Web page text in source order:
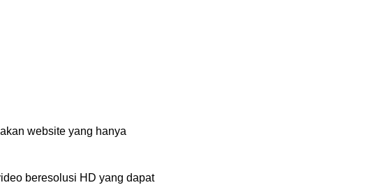
website yang hanya
beresolusi HD yang dapat